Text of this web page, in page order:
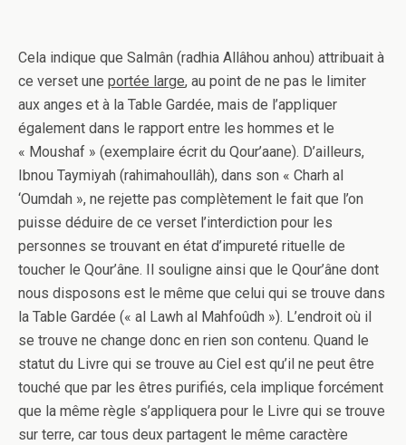
Cela indique que Salmân (radhia Allâhou anhou) attribuait à
ce verset une portée large, au point de ne pas le limiter
aux anges et à la Table Gardée, mais de l’appliquer
également dans le rapport entre les hommes et le
« Moushaf » (exemplaire écrit du Qour’aane). D’ailleurs,
Ibnou Taymiyah (rahimahoullâh), dans son « Charh al
‘Oumdah », ne rejette pas complètement le fait que l’on
puisse déduire de ce verset l’interdiction pour les
personnes se trouvant en état d’impureté rituelle de
toucher le Qour’âne. Il souligne ainsi que le Qour’âne dont
nous disposons est le même que celui qui se trouve dans
la Table Gardée (« al Lawh al Mahfoûdh »). L’endroit où il
se trouve ne change donc en rien son contenu. Quand le
statut du Livre qui se trouve au Ciel est qu’il ne peut être
touché que par les êtres purifiés, cela implique forcément
que la même règle s’appliquera pour le Livre qui se trouve
sur terre, car tous deux partagent le même caractère